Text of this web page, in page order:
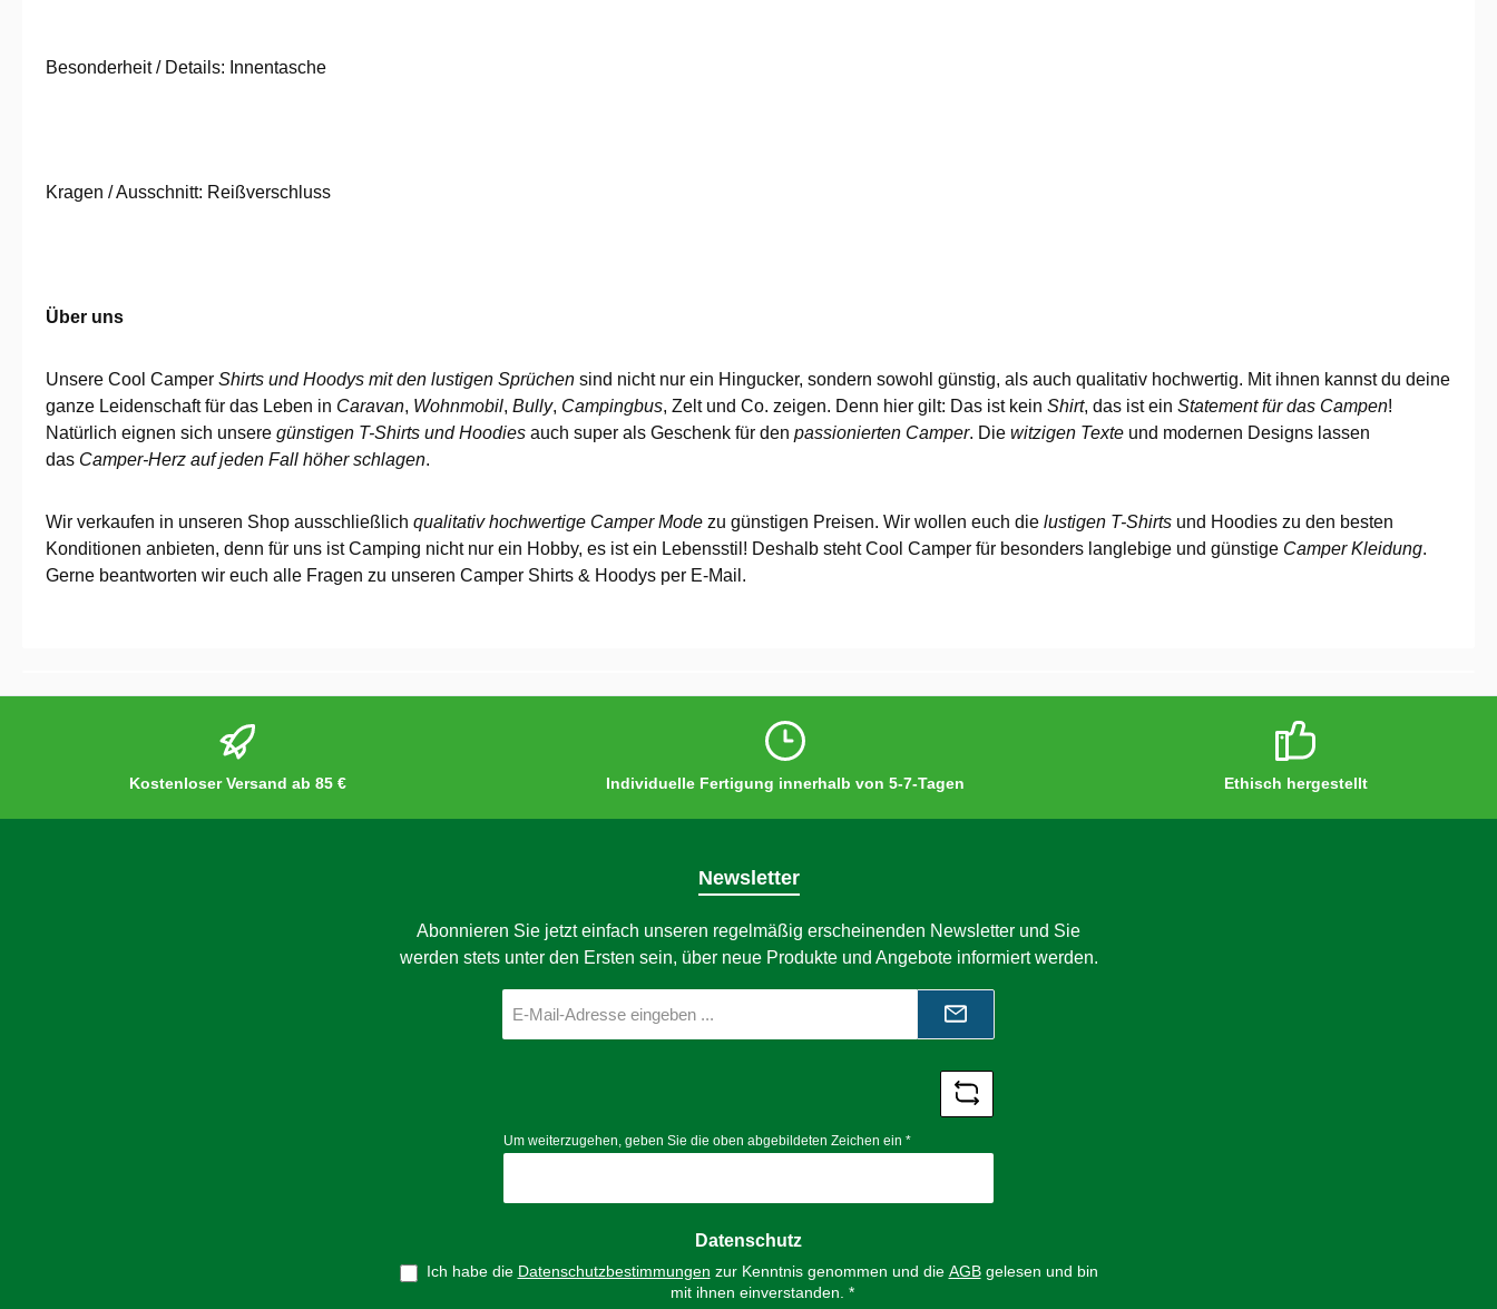
Besonderheit / Details: Innentasche
Kragen / Ausschnitt: Reißverschluss
Über uns
Unsere Cool Camper Shirts und Hoodys mit den lustigen Sprüchen sind nicht nur ein Hingucker, sondern sowohl günstig, als auch qualitativ hochwertig. Mit ihnen kannst du deine
ganze Leidenschaft für das Leben in Caravan, Wohnmobil, Bully, Campingbus, Zelt und Co. zeigen. Denn hier gilt: Das ist kein Shirt, das ist ein Statement für das Campen!
Natürlich eignen sich unsere günstigen T-Shirts und Hoodies auch super als Geschenk für den passionierten Camper. Die witzigen Texte und modernen Designs lassen
das Camper-Herz auf jeden Fall höher schlagen.
Wir verkaufen in unseren Shop ausschließlich qualitativ hochwertige Camper Mode zu günstigen Preisen. Wir wollen euch die lustigen T-Shirts und Hoodies zu den besten
Konditionen anbieten, denn für uns ist Camping nicht nur ein Hobby, es ist ein Lebensstil! Deshalb steht Cool Camper für besonders langlebige und günstige Camper Kleidung.
Gerne beantworten wir euch alle Fragen zu unseren Camper Shirts & Hoodys per E-Mail.
Kostenloser Versand ab 85 € Individuelle Fertigung innerhalb von 5-7-Tagen Ethisch hergestellt
Newsletter
Abonnieren Sie jetzt einfach unseren regelmäßig erscheinenden Newsletter und Sie
werden stets unter den Ersten sein, über neue Produkte und Angebote informiert werden.
Mail-
Adresse
Um weiterzugehen, geben Sie die oben abgebildeten Zeichen ein *
Datenschutz
Ich habe die Datenschutzbestimmungen zur Kenntnis genommen und die AGBgelesen und bin
mit ihnen einverstanden. *